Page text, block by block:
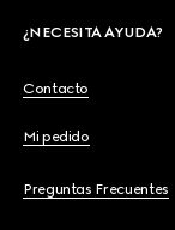
¿NECESITA AYUDA?
Contacto
Mi pedido
Preguntas Frecuentes